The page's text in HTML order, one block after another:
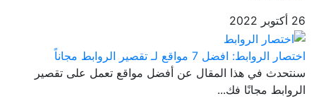
26 أكتوبر 2022
اختصار الروابط: افضل 7 مواقع لـ تقصير الروابط مجاناً
سنتحدث في هذا المقال عن أفضل مواقع تعمل على تقصير
الروابط مجانًا فك...